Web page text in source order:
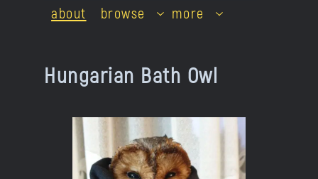
about browse more
Hungarian Bath Owl